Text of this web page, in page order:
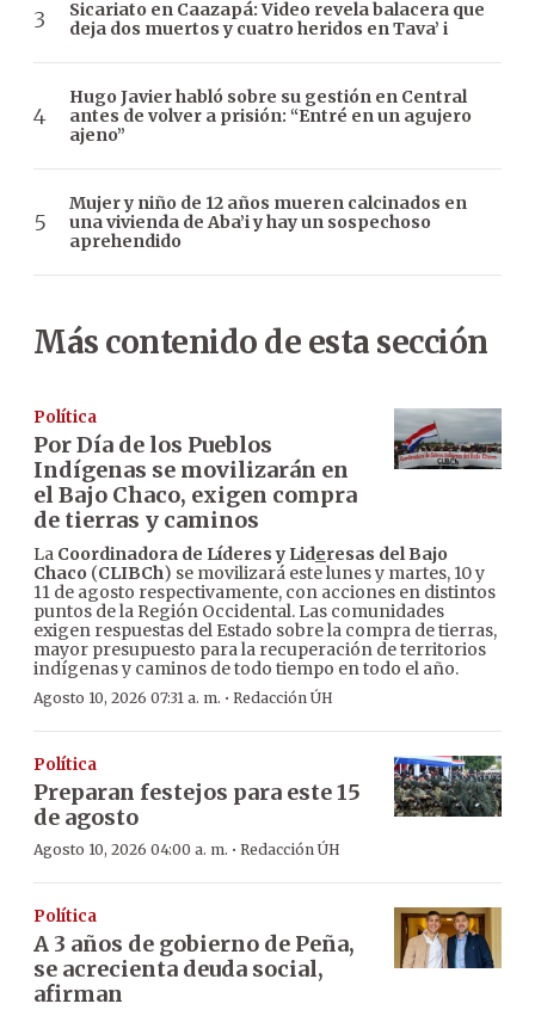
Sicariato en Caazapá: Video revela balacera que
deja dos muertos y cuatro heridos en Tava’ i
Hugo Javier habló sobre su gestión en Central
antes de volver a prisión: “Entré en un agujero
ajeno”
Mujer y niño de 12 años mueren calcinados en
una vivienda de Aba’i y hay un sospechoso
aprehendido
Más contenido de esta sección
Política
Por Día de los Pueblos
Indígenas se movilizarán en
el Bajo Chaco, exigen compra
de tierras y caminos
La Coordinadora de Líderes y Lideresas del Bajo
Chaco (CLIBCh) se movilizará este lunes y martes, 10 y
11 de agosto respectivamente, con acciones en distintos
puntos de la Región Occidental. Las comunidades
exigen respuestas del Estado sobre la compra de tierras,
mayor presupuesto para la recuperación de territorios
indígenas y caminos de todo tiempo en todo el año.
Agosto 10, 2026 07:31 a. m. · Redacción ÚH
Política
Preparan festejos para este 15
de agosto
Agosto 10, 2026 04:00 a. m. · Redacción ÚH
Política
A 3 años de gobierno de Peña,
se acrecienta deuda social,
afirman